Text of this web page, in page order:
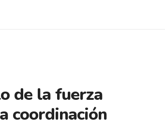
de la fuerza
coordinación